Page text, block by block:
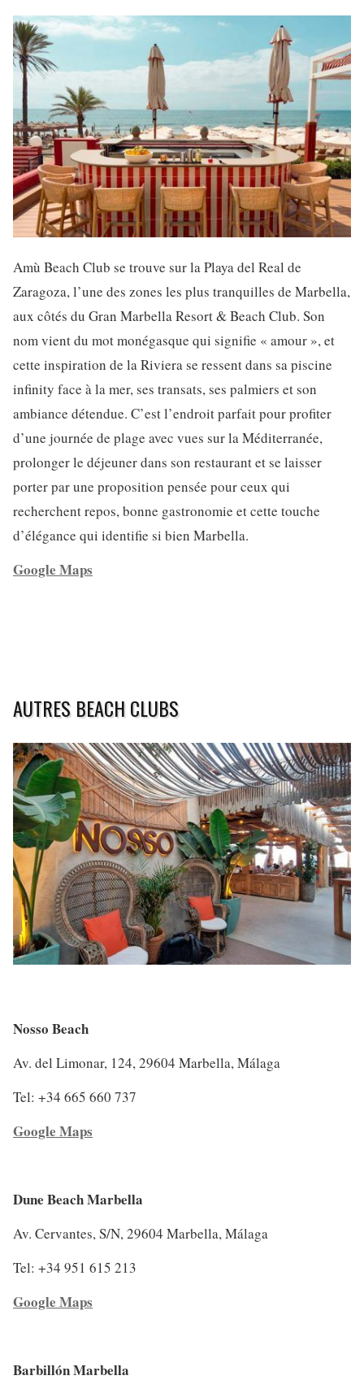
Amù Beach Club se trouve sur la Playa del Real de
Zaragoza, l’une des zones les plus tranquilles de Marbella,
aux côtés du Gran Marbella Resort & Beach Club. Son
nom vient du mot monégasque qui signifie « amour », et
cette inspiration de la Riviera se ressent dans sa piscine
infinity face à la mer, ses transats, ses palmiers et son
ambiance détendue. C’est l’endroit parfait pour profiter
d’une journée de plage avec vues sur la Méditerranée,
prolonger le déjeuner dans son restaurant et se laisser
porter par une proposition pensée pour ceux qui
recherchent repos, bonne gastronomie et cette touche
d’élégance qui identifie si bien Marbella.
Google Maps
AUTRES BEACH CLUBS
Nosso Beach
Av. del Limonar, 124, 29604 Marbella, Málaga
Tel: +34 665 660 737
Google Maps
Dune Beach Marbella
Av. Cervantes, S/N, 29604 Marbella, Málaga
Tel: +34 951 615 213
Google Maps
Barbillón Marbella